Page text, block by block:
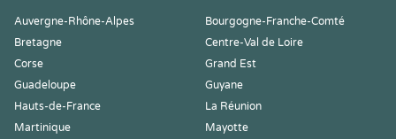
Auvergne-Rhône-Alpes
Bourgogne-Franche-Comté
Bretagne
Centre-Val de Loire
Corse
Grand Est
Guadeloupe
Guyane
Hauts-de-France
La Réunion
Martinique
Mayotte